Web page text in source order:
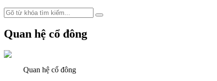
Quan hệ cổ đông
Quan hệ cổ đông